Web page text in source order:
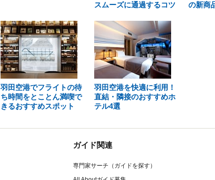
スムーズに通過するコツ
の新商
羽田空港でフライトの待
ち時間をとことん満喫で
きるおすすめスポット
羽田空港を快適に利用！
直結・隣接のおすすめホ
テル4選
ガイド関連
専門家サーチ（ガイドを探す）